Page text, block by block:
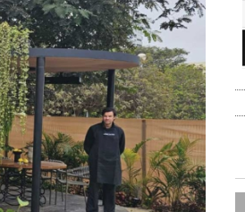
21/07/2026